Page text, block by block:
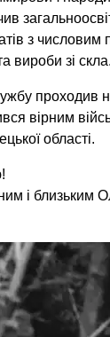
з
вироби зі
проходив
вірним
області.
і близьким